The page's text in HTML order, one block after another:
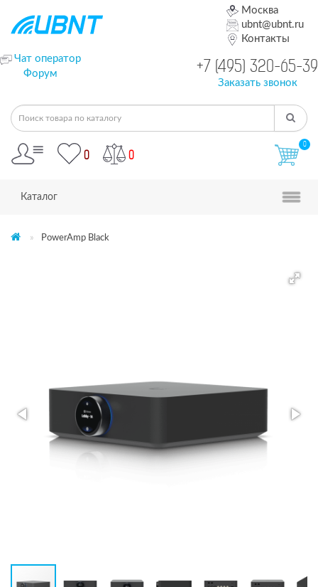
Москва
ubnt@ubnt.ru
Контакты
Чат оператор
Форум
+7 (495) 320-65-39
Заказать звонок
0 0
0
Каталог
PowerAmp Black